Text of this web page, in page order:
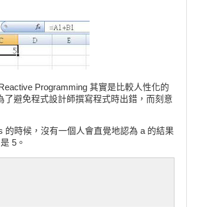
Programming 其實是比較人性化的
避免程式設計師撰寫程式時出錯，而刻意
時候，沒有一個人會直覺地認為 a 的結果
5。